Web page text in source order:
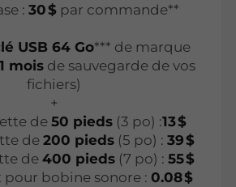
: 30 $par commande**
USB 64 Go*** de marque
1 moisde sauvegarde de vos
fichiers)
+
de 50 pieds(3 po) :13 $
de 200 pieds(5 po) : 39 $
de400 pieds (7 po) :55 $
bobine sonore : 0.08 $